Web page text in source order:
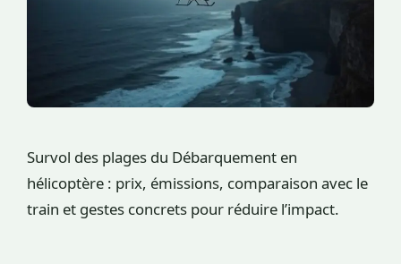
Survol des plages du Débarquement en
hélicoptère : prix, émissions, comparaison avec le
train et gestes concrets pour réduire l’impact.